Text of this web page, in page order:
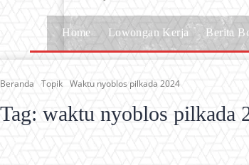
Home Lowongan Kerja Berita
Beranda Topik Waktu nyoblos pilkada 2024
Tag: waktu nyoblos pilkada